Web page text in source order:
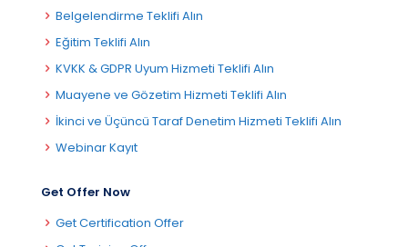
Belgelendirme Teklifi Alın
Eğitim Teklifi Alın
KVKK & GDPR Uyum Hizmeti Teklifi Alın
Muayene ve Gözetim Hizmeti Teklifi Alın
İkinci ve Üçüncü Taraf Denetim Hizmeti Teklifi Alın
Webinar Kayıt
Get Offer Now
Get Certification Offer